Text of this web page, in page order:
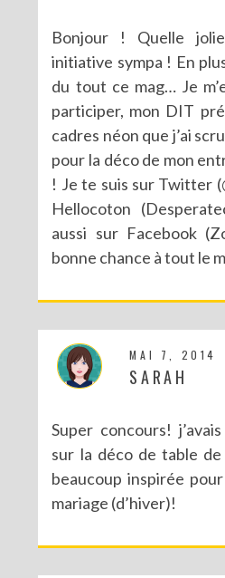
Bonjour ! Quelle
initiative sympa ! En
du tout ce mag… Je
participer, mon DIT
cadres néon que j’ai
pour la déco de mon
! Je te suis sur Twitter
Hellocoton
aussi sur Facebook
bonne chance à tout le
MAI 7, 2014
SARAH
Super concours!
sur la déco de table de
beaucoup inspirée
mariage (d’hiver)!